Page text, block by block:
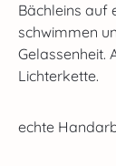
Bächleins auf
schwimmen
Gelassenheit.
Lichterkette.
echte